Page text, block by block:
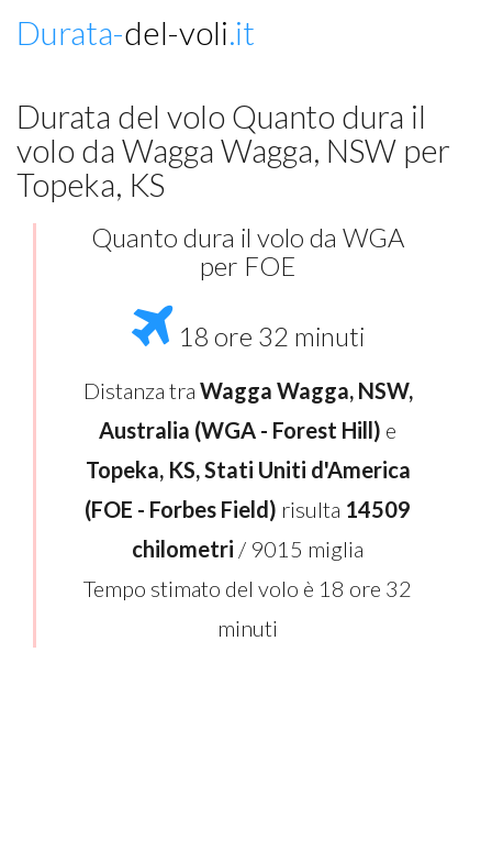
Durata-del-voli.it
Durata del volo Quanto dura il
volo da Wagga Wagga, NSW per
Topeka, KS
Quanto dura il volo da WGA
per FOE
18 ore 32 minuti
Distanza tra Wagga Wagga, NSW,
Australia (WGA - Forest Hill) e
Topeka, KS, Stati Uniti d'America
(FOE - Forbes Field) risulta 14509
chilometri / 9015 miglia
Tempo stimato del volo è 18 ore 32
minuti